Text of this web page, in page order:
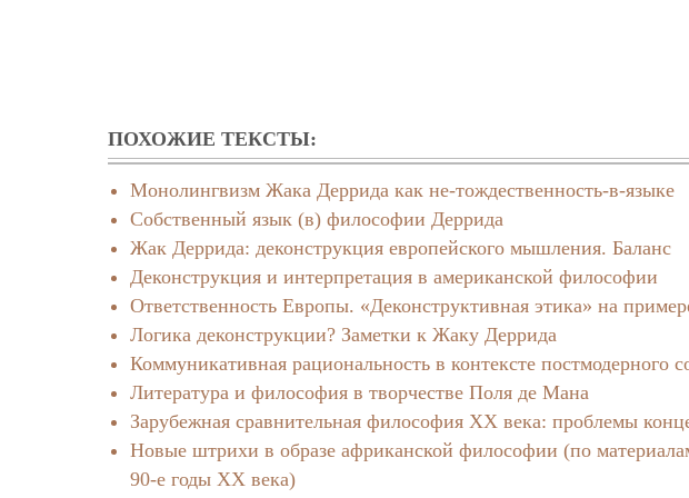
ПОХОЖИЕ ТЕКСТЫ:
Монолингвизм Жака Деррида как не-тождественность-в-языке
Собственный язык (в) философии Деррида
Жак Деррида: деконструкция европейского мышления. Баланс
Деконструкция и интерпретация в американской философии
Ответственность Европы. «Деконструктивная этика» на
Логика деконструкции? Заметки к Жаку Деррида
Коммуникативная рациональность в контексте постмодерного
Литература и философия в творчестве Поля де Мана
Зарубежная сравнительная философия ХХ века: проблемы
Новые штрихи в образе африканской философии (по
90-е годы ХХ века)